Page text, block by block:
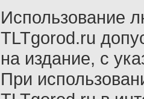
Использование
TLTgorod.ru
на издание, с
При